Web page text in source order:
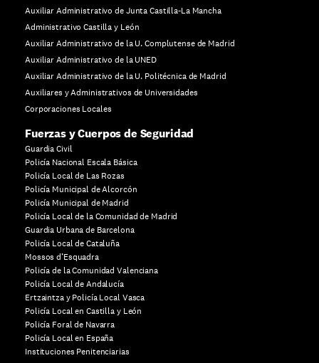
Auxiliar Administrativo de Junta Castilla-La Mancha
Administrativo Castilla y León
Auxiliar Administrativo de la U. Complutense de Madrid
Auxiliar Administrativo de la UNED
Auxiliar Administrativo de la U. Politécnica de Madrid
Auxiliares y Administrativos de Universidades
Corporaciones Locales
Fuerzas y Cuerpos de Seguridad
Guardia Civil
Policía Nacional Escala Básica
Policía Local de Las Rozas
Policía Municipal de Alcorcón
Policía Municipal de Madrid
Policía Local de la Comunidad de Madrid
Guardia Urbana de Barcelona
Policía Local de Cataluña
Mossos d’Esquadra
Policía de la Comunidad Valenciana
Policía Local de Andalucía
Ertzaintza y Policía Local Vasca
Policía Local en Castilla y León
Policía Foral de Navarra
Policía Local en España
Instituciones Penitenciarias